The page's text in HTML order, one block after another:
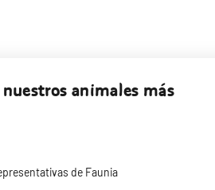
animales más
de Faunia